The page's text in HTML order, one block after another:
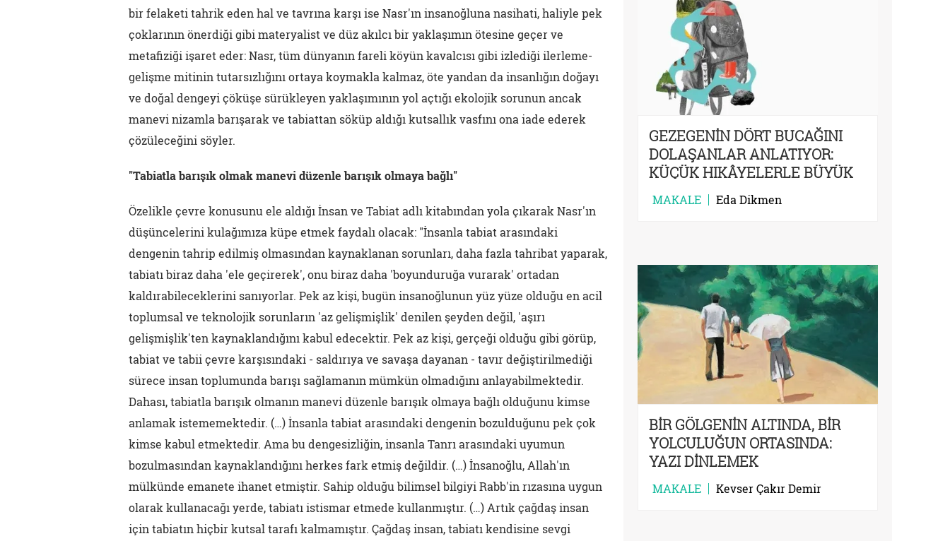
bir felaketi tahrik eden hal ve tavrına karşı ise Nasr'ın insanoğluna nasihati, haliyle pek
çoklarının önerdiği gibi materyalist ve düz akılcı bir yaklaşımın ötesine geçer ve
metafiziği işaret eder: Nasr, tüm dünyanın fareli köyün kavalcısı gibi izlediği ilerleme-
gelişme mitinin tutarsızlığını ortaya koymakla kalmaz, öte yandan da insanlığın doğayı
ve doğal dengeyi çöküşe sürükleyen yaklaşımının yol açtığı ekolojik sorunun ancak
manevi nizamla barışarak ve tabiattan söküp aldığı kutsallık vasfını ona iade ederek
çözüleceğini söyler.
"Tabiatla barışık olmak manevi düzenle barışık olmaya bağlı"
Özelikle çevre konusunu ele aldığı İnsan ve Tabiat adlı kitabından yola çıkarak Nasr'ın
düşüncelerini kulağımıza küpe etmek faydalı olacak: "İnsanla tabiat arasındaki
dengenin tahrip edilmiş olmasından kaynaklanan sorunları, daha fazla tahribat yaparak,
tabiatı biraz daha 'ele geçirerek', onu biraz daha 'boyunduruğa vurarak' ortadan
kaldırabileceklerini sanıyorlar. Pek az kişi, bugün insanoğlunun yüz yüze olduğu en acil
toplumsal ve teknolojik sorunların 'az gelişmişlik' denilen şeyden değil, 'aşırı
gelişmişlik'ten kaynaklandığını kabul edecektir. Pek az kişi, gerçeği olduğu gibi görüp,
tabiat ve tabii çevre karşısındaki - saldırıya ve savaşa dayanan - tavır değiştirilmediği
sürece insan toplumunda barışı sağlamanın mümkün olmadığını anlayabilmektedir.
Dahası, tabiatla barışık olmanın manevi düzenle barışık olmaya bağlı olduğunu kimse
anlamak istememektedir. (…) İnsanla tabiat arasındaki dengenin bozulduğunu pek çok
kimse kabul etmektedir. Ama bu dengesizliğin, insanla Tanrı arasındaki uyumun
bozulmasından kaynaklandığını herkes fark etmiş değildir. (…) İnsanoğlu, Allah'ın
mülkünde emanete ihanet etmiştir. Sahip olduğu bilimsel bilgiyi Rabb'in rızasına uygun
olarak kullanacağı yerde, tabiatı istismar etmede kullanmıştır. (…) Artık çağdaş insan
için tabiatın hiçbir kutsal tarafı kalmamıştır. Çağdaş insan, tabiatı kendisine sevgi
GEZEGENİN DÖRT BUCAĞINI
DOLAŞANLAR ANLATIYOR:
KÜÇÜK HIKÂYELERLE BÜYÜK
YOLLARA KOYULMAK
MAKALE Eda Dikmen
BİR GÖLGENİN ALTINDA, BİR
YOLCULUĞUN ORTASINDA:
YAZI DİNLEMEK
MAKALE Kevser Çakır Demir